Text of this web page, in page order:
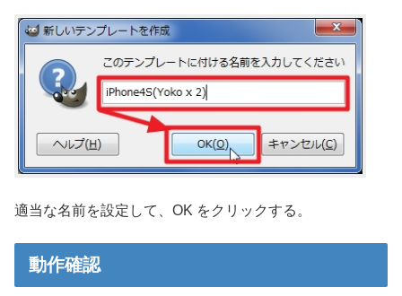
適当な名前を設定して、OK をクリックする。
動作確認